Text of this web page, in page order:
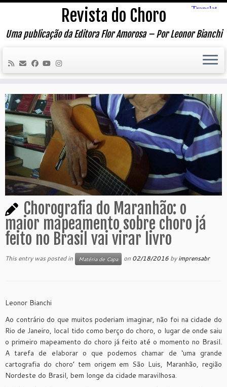
Skip
content
Revista do Choro
Uma publicação da Editora Flor Amorosa – Por Leonor Bianchi
Chorografia do Maranhão: o
maior mapeamento sobre choro já
feito no Brasil vai virar livro
This entry was posted in Matéria de Capa on 02/18/2016 byimprensabr
Leonor Bianchi
Ao contrário do que muitos poderiam imaginar, não foi na cidade do
Rio de Janeiro, local tido como berço do choro, o lugar de onde saiu
o primeiro mapeamento do choro já feito até o momento no Brasil.
A tarefa de elaborar o que podemos chamar de ‘uma grande
cartografia do choro’ tem origem em São Luis, Maranhão, região
Nordeste do Brasil, bem longe da cidade maravilhosa.